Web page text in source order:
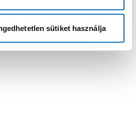
sütiket használja